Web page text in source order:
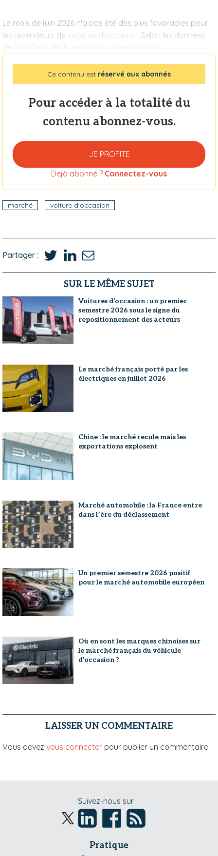
Le mois de juin 2026 n'a pas été des plus favorables pour
les revendeurs de voitures d'occasion. Selon les données
de AAA Data, les transactions à destination
Ce contenu est réservé aux abonnés
Pour accéder à la totalité du
contenu abonnez-vous.
JE PROFITE
Déjà abonné ? Connectez-vous
marché voiture d'occasion
Partager :
SUR LE MÊME SUJET
Voitures d'occasion : un premier
semestre 2026 sous le signe du
repositionnement des acteurs
Le marché français porté par les
électriques en juillet 2026
Chine : le marché recule mais les
exportations explosent
Marché automobile : la France entre
dans l’ère du déclassement
Un premier semestre 2026 positif
pour le marché automobile européen
Où en sont les marques chinoises sur
le marché français du véhicule
d'occasion ?
LAISSER UN COMMENTAIRE
Vous devez vous connecter pour publier un commentaire.
Suivez-nous sur
Pratique